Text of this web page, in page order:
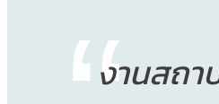
งานสถา